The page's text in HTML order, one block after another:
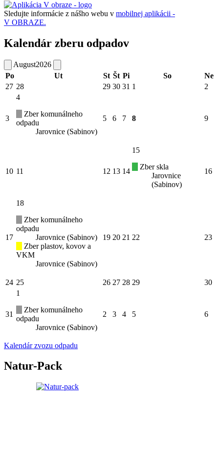
Sledujte informácie z nášho webu v mobilnej aplikácii -
V OBRAZE.
Kalendár zberu odpadov
August2026
Po
Ut St Št Pi So
Ne
27 28 29 30 31 1 2
3
4
Zber komunálneho
odpadu
Jarovnice (Sabinov)
5 6 7 8 9
10 11 12 13 14
15
Zber skla
Jarovnice
(Sabinov)
16
17
18
Zber komunálneho
odpadu
Jarovnice (Sabinov)
Zber plastov, kovov a
VKM
Jarovnice (Sabinov)
19 20 21 22 23
24 25 26 27 28 29 30
31
1
Zber komunálneho
odpadu
Jarovnice (Sabinov)
2 3 4 5 6
Kalendár zvozu odpadu
Natur-Pack